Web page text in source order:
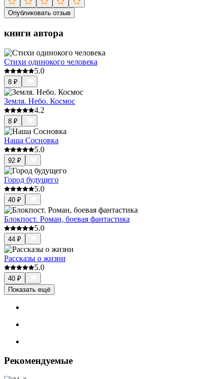
Опубликовать отзыв
книги автора
Стихи одинокого человека
5.0
8 ₽
Земля. Небо. Космос
4.2
8 ₽
Наша Сосновка
5.0
92 ₽
Город будущего
5.0
40 ₽
Блокпост. Роман, боевая фантастика
5.0
44 ₽
Рассказы о жизни
5.0
40 ₽
Показать ещё
Рекомендуемые